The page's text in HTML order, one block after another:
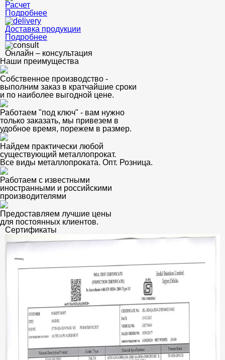
Расчет
Подробнее
Доставка продукции
Подробнее
Онлайн – консультация
Наши преимущества
Собственное производство -
выполним заказ в кратчайшие сроки
и по наиболее выгодной цене.
Работаем "под ключ" - вам нужно
только заказать, мы привезем в
удобное время, порежем в размер.
Найдем практически любой
существующий металлопрокат.
Все виды металлопроката. Опт. Розница.
Работаем с известными
иностранными и российскими
производителями
Предоставляем лучшие цены
для постоянных клиентов.
Сертификаты